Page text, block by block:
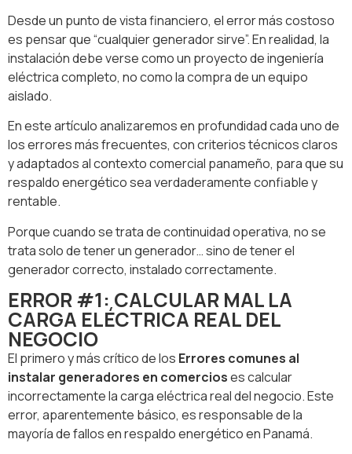
Desde un punto de vista financiero, el error más costoso
es pensar que “cualquier generador sirve”. En realidad, la
instalación debe verse como un proyecto de ingeniería
eléctrica completo, no como la compra de un equipo
aislado.
En este artículo analizaremos en profundidad cada uno de
los errores más frecuentes, con criterios técnicos claros
y adaptados al contexto comercial panameño, para que su
respaldo energético sea verdaderamente confiable y
rentable.
Porque cuando se trata de continuidad operativa, no se
trata solo de tener un generador… sino de tener el
generador correcto, instalado correctamente.
ERROR #1: CALCULAR MAL LA
CARGA ELÉCTRICA REAL DEL
NEGOCIO
El primero y más crítico de los Errores comunes al
instalar generadores en comercioses calcular
incorrectamente la carga eléctrica real del negocio. Este
error, aparentemente básico, es responsable de la
mayoría de fallos en respaldo energético en Panamá.